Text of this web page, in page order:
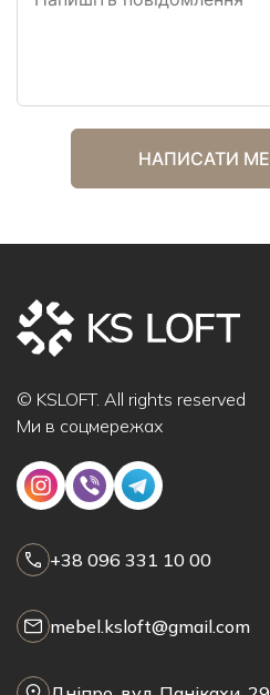
© KSLOFT. All rights reserved
Ми в соцмережах
+38 096 331 10 00
mebel.ksloft@gmail.com